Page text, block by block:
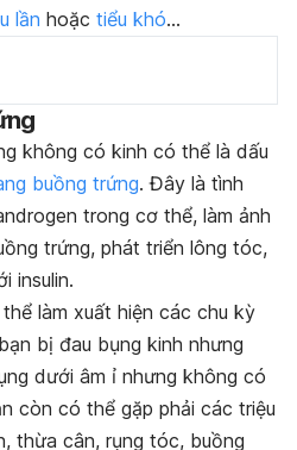
lần hoặc tiểu khó…
không có kinh có thể là dấu
buồng trứng. Đây là tình
trong cơ thể, làm ảnh
trứng, phát triển lông tóc,
insulin.
làm xuất hiện các chu kỳ
bị đau bụng kinh nhưng
dưới âm ỉ nhưng không có
còn có thể gặp phải các triệu
thừa cân, rụng tóc, buồng